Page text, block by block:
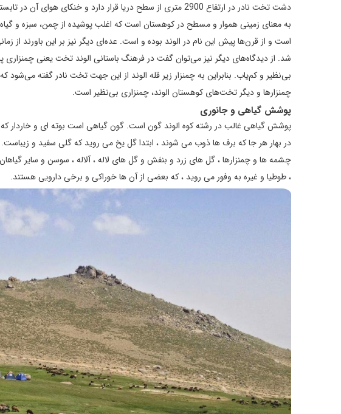
دشت تخت نادر در ارتفاع 2900 متری از سطح دریا قرار دارد و
به معنای زمينی هموار و مسطح در کوهستان است که اغلب پوشيده از چمن، سبزه و
است و از قرن‌ها پيش اين نام در الوند بوده و است. عده‌ای دیگر نیز بر اين باورند از
شد. از دیدگاه‌های دیگر نیز می‌توان گفت در فرهنگ باستانی الوند تخت يعنی
بی‌نظير و کم‌ياب. بنابراين به چمنزار زير قله الوند از اين جهت تخت نادر گفته
چمنزارها و دیگر تخت‌های کوهستان الوند، چمنزاری بی‌نظير است.
پوشش گیاهی و جانوری
پوشش گیاهی غالب در رشته کوه الوند گون است. گون گیاهی است بوته‌ ای و خاردار
در بهار هر جا که برف‌ ها ذوب می‌ شوند ، ابتدا گل یخ می‌ روید که گلی سفید و
چشمه‌ ها و چمنزارها ، گل‌ های زرد و بنفش و گل‌ های لاله ، آلاله ، سوسن و سایر گیاهان
، طوطیا و غیره به وفور می‌ روید ، که بعضی از آن‌ ها خوراکی و برخی دارویی هستند.